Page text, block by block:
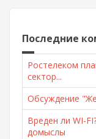
Последние
Ростелеком
сектор...
Обсуждение
Вреден ли WI-
домыслы